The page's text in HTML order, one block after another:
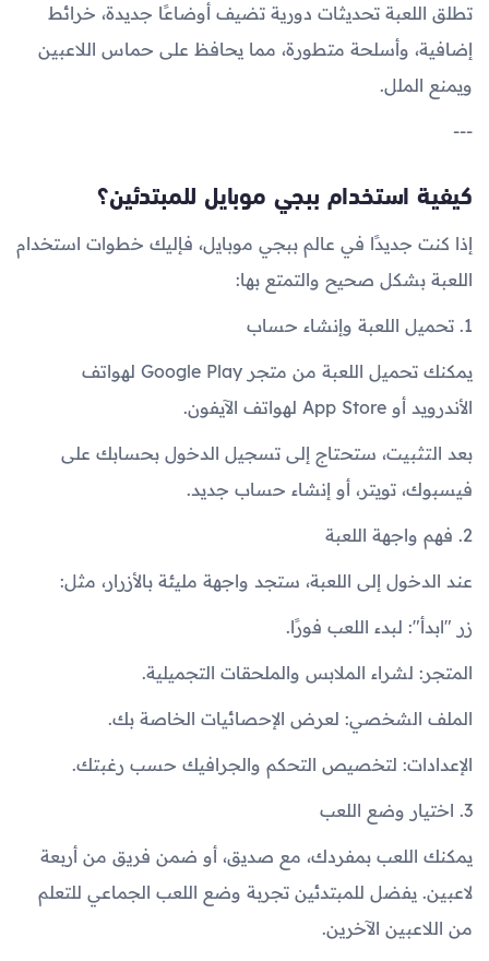
تطلق اللعبة تحديثات دورية تضيف أوضاعًا جديدة، خرائط
إضافية، وأسلحة متطورة، مما يحافظ على حماس اللاعبين
ويمنع الملل.
---
كيفية استخدام ببجي موبايل للمبتدئين؟
إذا كنت جديدًا في عالم ببجي موبايل، فإليك خطوات استخدام
اللعبة بشكل صحيح والتمتع بها:
1. تحميل اللعبة وإنشاء حساب
يمكنك تحميل اللعبة من متجر Google Play لهواتف
الأندرويد أو App Store لهواتف الآيفون.
بعد التثبيت، ستحتاج إلى تسجيل الدخول بحسابك على
فيسبوك، تويتر، أو إنشاء حساب جديد.
2. فهم واجهة اللعبة
عند الدخول إلى اللعبة، ستجد واجهة مليئة بالأزرار، مثل:
زر "ابدأ": لبدء اللعب فورًا.
المتجر: لشراء الملابس والملحقات التجميلية.
الملف الشخصي: لعرض الإحصائيات الخاصة بك.
الإعدادات: لتخصيص التحكم والجرافيك حسب رغبتك.
3. اختيار وضع اللعب
يمكنك اللعب بمفردك، مع صديق، أو ضمن فريق من أربعة
لاعبين. يفضل للمبتدئين تجربة وضع اللعب الجماعي للتعلم
من اللاعبين الآخرين.